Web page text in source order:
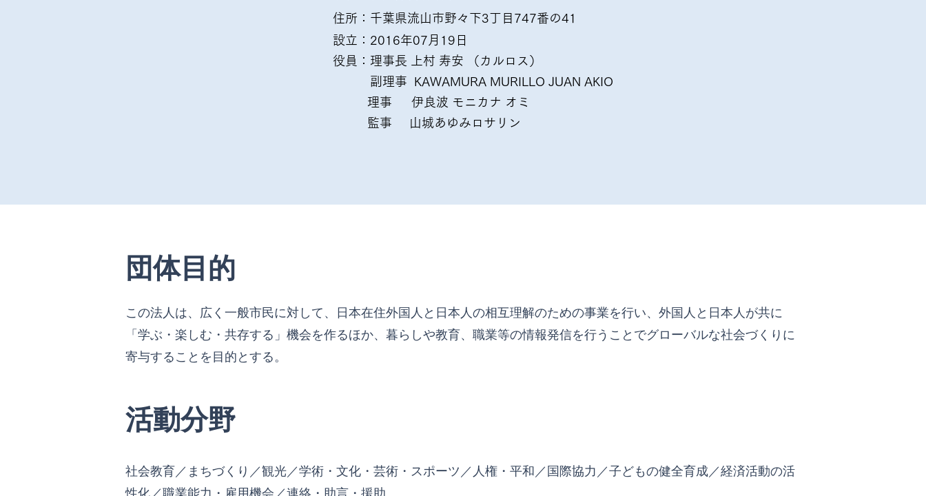
住所：千葉県流山市野々下3丁目747番の41
設立：2016年07月19日
役員：理事長 上村 寿安 （カルロス）
副理事 KAWAMURA MURILLO JUAN AKIO
理事 伊良波 モニカナ オミ
監事 山城あゆみロサリン
団体目的
この法人は、広く一般市民に対して、日本在住外国人と日本人の相互理解のための事業を行い、外国人と日本人が共に
「学ぶ・楽しむ・共存する」機会を作るほか、暮らしや教育、職業等の情報発信を行うことでグローバルな社会づくりに
寄与することを目的とする。
活動分野
社会教育／まちづくり／観光／学術・文化・芸術・スポーツ／人権・平和／国際協力／子どもの健全育成／経済活動の活
性化／職業能力・雇用機会／連絡・助言・援助